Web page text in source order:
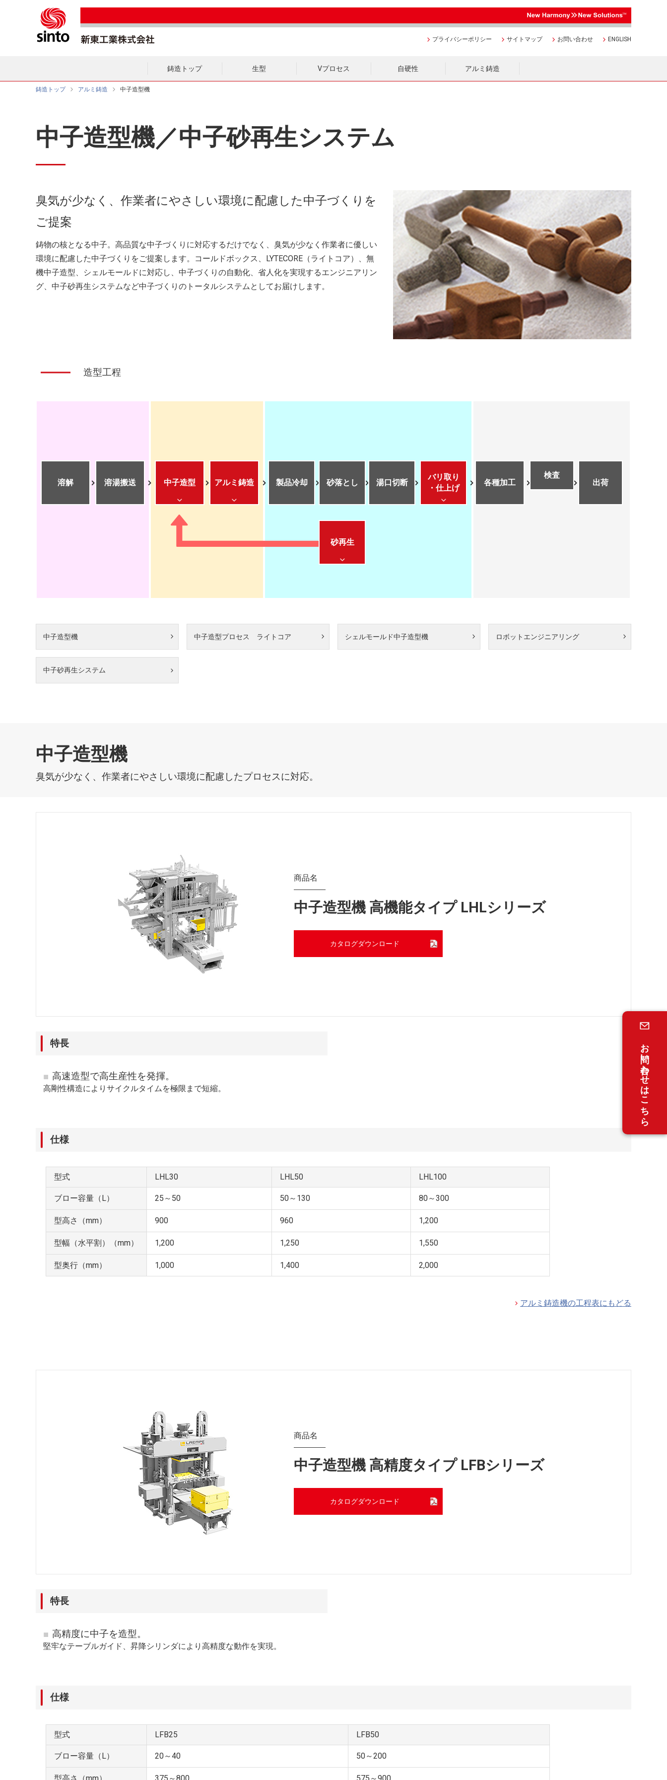
プライバシーポリシー サイトマップ お問い合わせ ENGLISH
鋳造トップ 生型 Vプロセス 自硬性 アルミ鋳造
鋳造トップ アルミ鋳造 中子造型機
中子造型機／中子砂再生システム
臭気が少なく、作業者にやさしい環境に配慮した中子づくりを
ご提案
鋳物の核となる中子。高品質な中子づくりに対応するだけでなく、臭気が少なく作業者に優しい
環境に配慮した中子づくりをご提案します。コールドボックス、LYTECORE（ライトコア）、無
機中子造型、シェルモールドに対応し、中子づくりの自動化、省人化を実現するエンジニアリン
グ、中子砂再生システムなど中子づくりのトータルシステムとしてお届けします。
造型工程
溶解 溶湯搬送 中子造型 アルミ鋳造 製品冷却 砂落とし
砂再生
湯口切断
バリ取り
・仕上げ
各種加工
検査
出荷
中子造型機 中子造型プロセス ライトコア シェルモールド中子造型機 ロボットエンジニアリング
中子砂再生システム
中子造型機
臭気が少なく、作業者にやさしい環境に配慮したプロセスに対応。
商品名
中子造型機 高機能タイプ LHLシリーズ
カタログダウンロード
特長
高速造型で高生産性を発揮。
高剛性構造によりサイクルタイムを極限まで短縮。
仕様
型式 LHL30 LHL50 LHL100
ブロー容量（L） 25～50 50～130 80～300
型高さ（mm） 900 960 1,200
型幅（水平割）（mm） 1,200 1,250 1,550
型奥行（mm） 1,000 1,400 2,000
アルミ鋳造機の工程表にもどる
商品名
中子造型機 高精度タイプ LFBシリーズ
カタログダウンロード
特長
高精度に中子を造型。
堅牢なテーブルガイド、昇降シリンダにより高精度な動作を実現。
仕様
型式 LFB25 LFB50
ブロー容量（L） 20～40 50～200
お問い合わせはこちら